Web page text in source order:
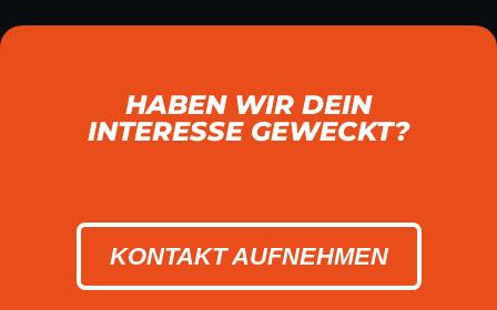
HABEN WIR DEIN
INTERESSE GEWECKT?
KONTAKT AUFNEHMEN